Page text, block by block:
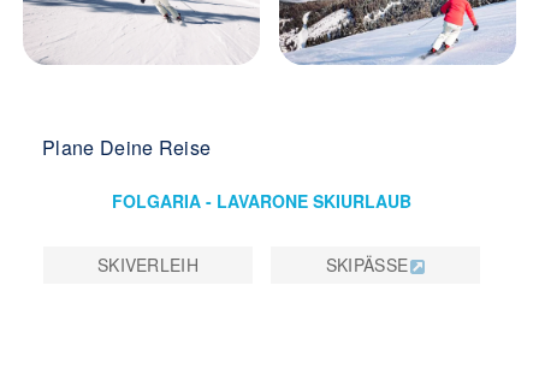
Plane Deine Reise
FOLGARIA - LAVARONE SKIURLAUB
SKIVERLEIH SKIPÄSSE